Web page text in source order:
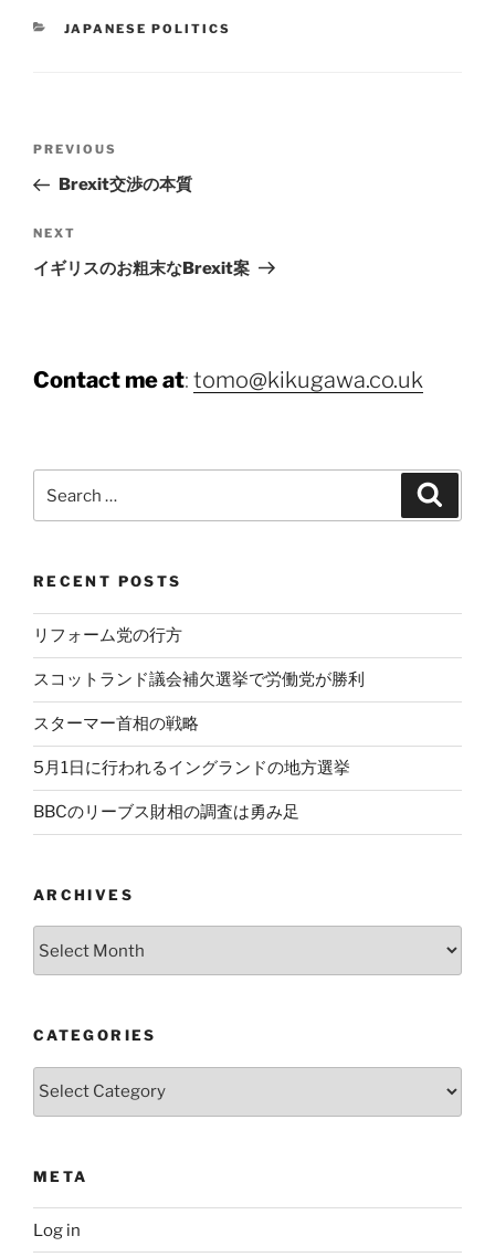
CATEGORIES
JAPANESE POLITICS
navigation
Previous
Post
PREVIOUS
Brexit交渉の本質
Next
Post
NEXT
イギリスのお粗末なBrexit案
Contact me at: tomo@kikugawa.co.uk
for:
RECENT POSTS
リフォーム党の行方
スコットランド議会補欠選挙で労働党が勝利
スターマー首相の戦略
5月1日に行われるイングランドの地方選挙
BBCのリーブス財相の調査は勇み足
ARCHIVES
CATEGORIES
Categories
META
Log in